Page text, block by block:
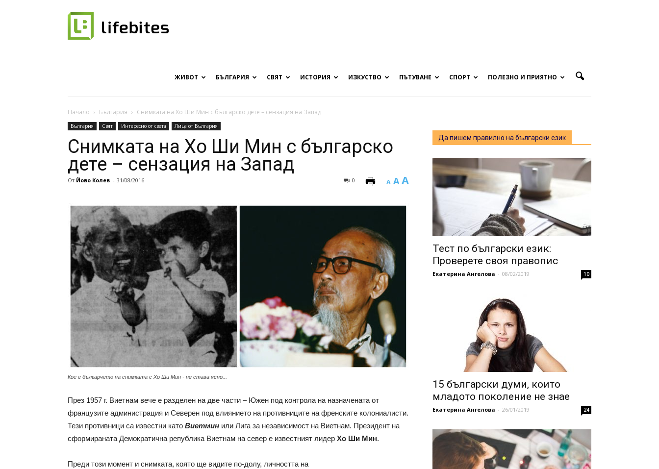
списание
за
с
вкус
на
ЖИВОТ БЪЛГАРИЯ СВЯТ ИСТОРИЯ ИЗКУСТВО ПЪТУВАНЕ СПОРТ ПОЛЕЗНО И ПРИЯТНО
Начало България Снимката на Хо Ши Мин с българско дете – сензация на Запад
България Свят Интересно от света Лица от България
Снимката на Хо Ши Мин с българско
дете – сензация на Запад
От Йово Колев - 31/08/2016 A A A
0
Кое е българчето на снимката с Хо Ши Мин - не става ясно...
През 1957 г. Виетнам вече е разделен на две части – Южен под контрола на назначената от
французите администрация и Северен под влиянието на противниците на френските колониалисти.
Тези противници са известни като Виетмин или Лига за независимост на Виетнам. Президент на
сформираната Демократична република Виетнам на север е известният лидер Хо Ши Мин.
Преди този момент и снимката, която ще видите по-долу, личността на
Да пишем правилно на български език
Тест по български език:
Проверете своя правопис
Екатерина Ангелова - 08/02/2019 10
15 български думи, които
младото поколение не знае
Екатерина Ангелова - 26/01/2019 24